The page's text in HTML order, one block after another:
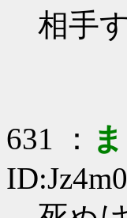
相手
631 ：